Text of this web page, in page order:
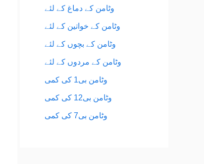
وٹامن کے دماغ کے لئے
وٹامن کے خواتین کے لئے
وٹامن کے بچوں کے لئے
وٹامن کے مردوں کے لئے
وٹامن بی1 کی کمی
وٹامن بی12 کی کمی
وٹامن بی7 کی کمی